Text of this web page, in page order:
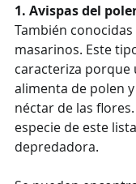
1. Avispas del
También
masarinos. Este
caracteriza porque
alimenta de polen
néctar de las
especie de este
depredadora.